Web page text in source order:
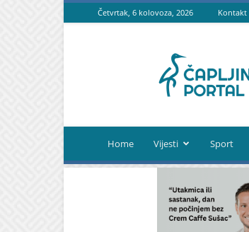
Četvrtak, 6 kolovoza, 2026 Kontakt
portal
Home Vijesti Sport